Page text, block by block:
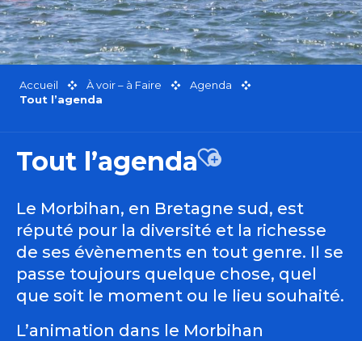
Accueil À voir – à Faire
Agenda
Tout l’agenda
Tout l’agendaAjouter aux
Le Morbihan, en Bretagne sud, est
réputé pour la diversité et la richesse
de ses évènements en tout genre. Il se
passe toujours quelque chose, quel
que soit le moment ou le lieu souhaité.
L’animation dans le Morbihan